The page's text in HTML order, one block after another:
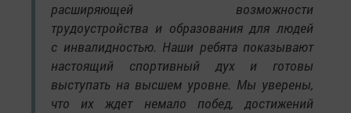
расширяющей возможности
трудоустройства и образования для людей
с инвалидностью. Наши ребята показывают
настоящий спортивный дух и готовы
выступать на высшем уровне. Мы уверены,
что их ждет немало побед, достижений